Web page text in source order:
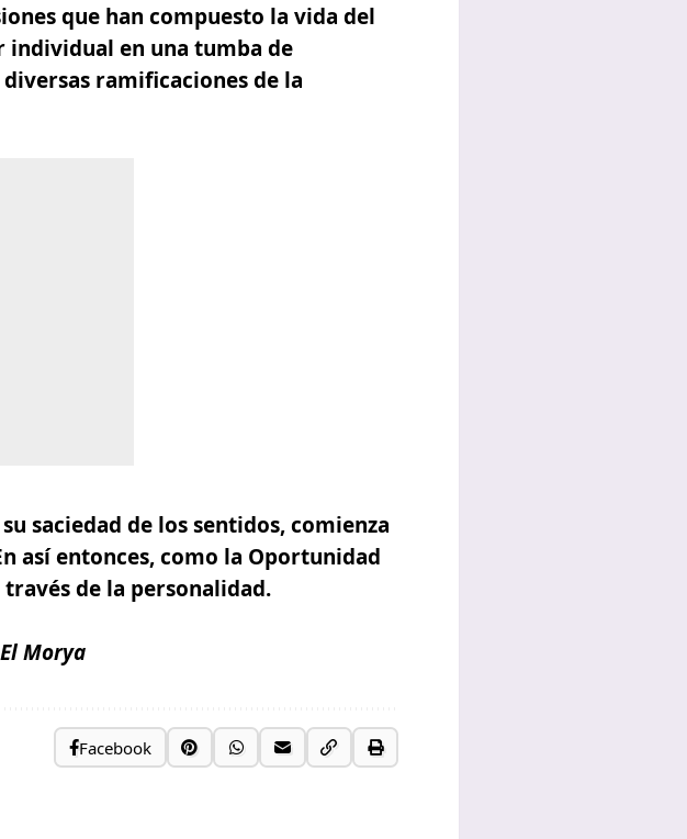
que han compuesto la vida del
individual en una tumba de
ramificaciones de la
saciedad de los sentidos, comienza
así entonces, como la Oportunidad
de la personalidad.
Morya
Facebook